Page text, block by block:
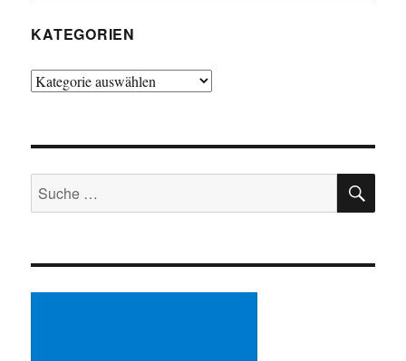
KATEGORIEN
Kategorien
Suche
nach: